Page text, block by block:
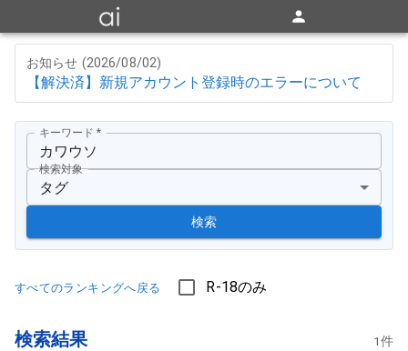
お知らせ (2026/08/02)
【解決済】新規アカウント登録時のエラーについて
キーワード *
検索対象
タグ
検索
すべてのランキングへ戻る R-18のみ
検索結果 1件